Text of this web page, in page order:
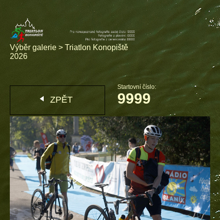
Výběr galerie > Triatlon Konopiště
2026
ZPĚT
Startovní číslo:
9999